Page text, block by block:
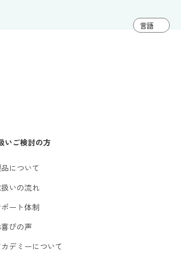
いご検討の方
について
いの流れ
ート体制
びの声
デミーについて